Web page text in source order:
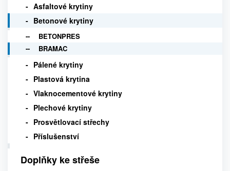
Asfaltové krytiny
Betonové krytiny
BETONPRES
BRAMAC
Pálené krytiny
Plastová krytina
Vlaknocementové krytiny
Plechové krytiny
Prosvětlovací střechy
Příslušenství
Doplňky ke střeše